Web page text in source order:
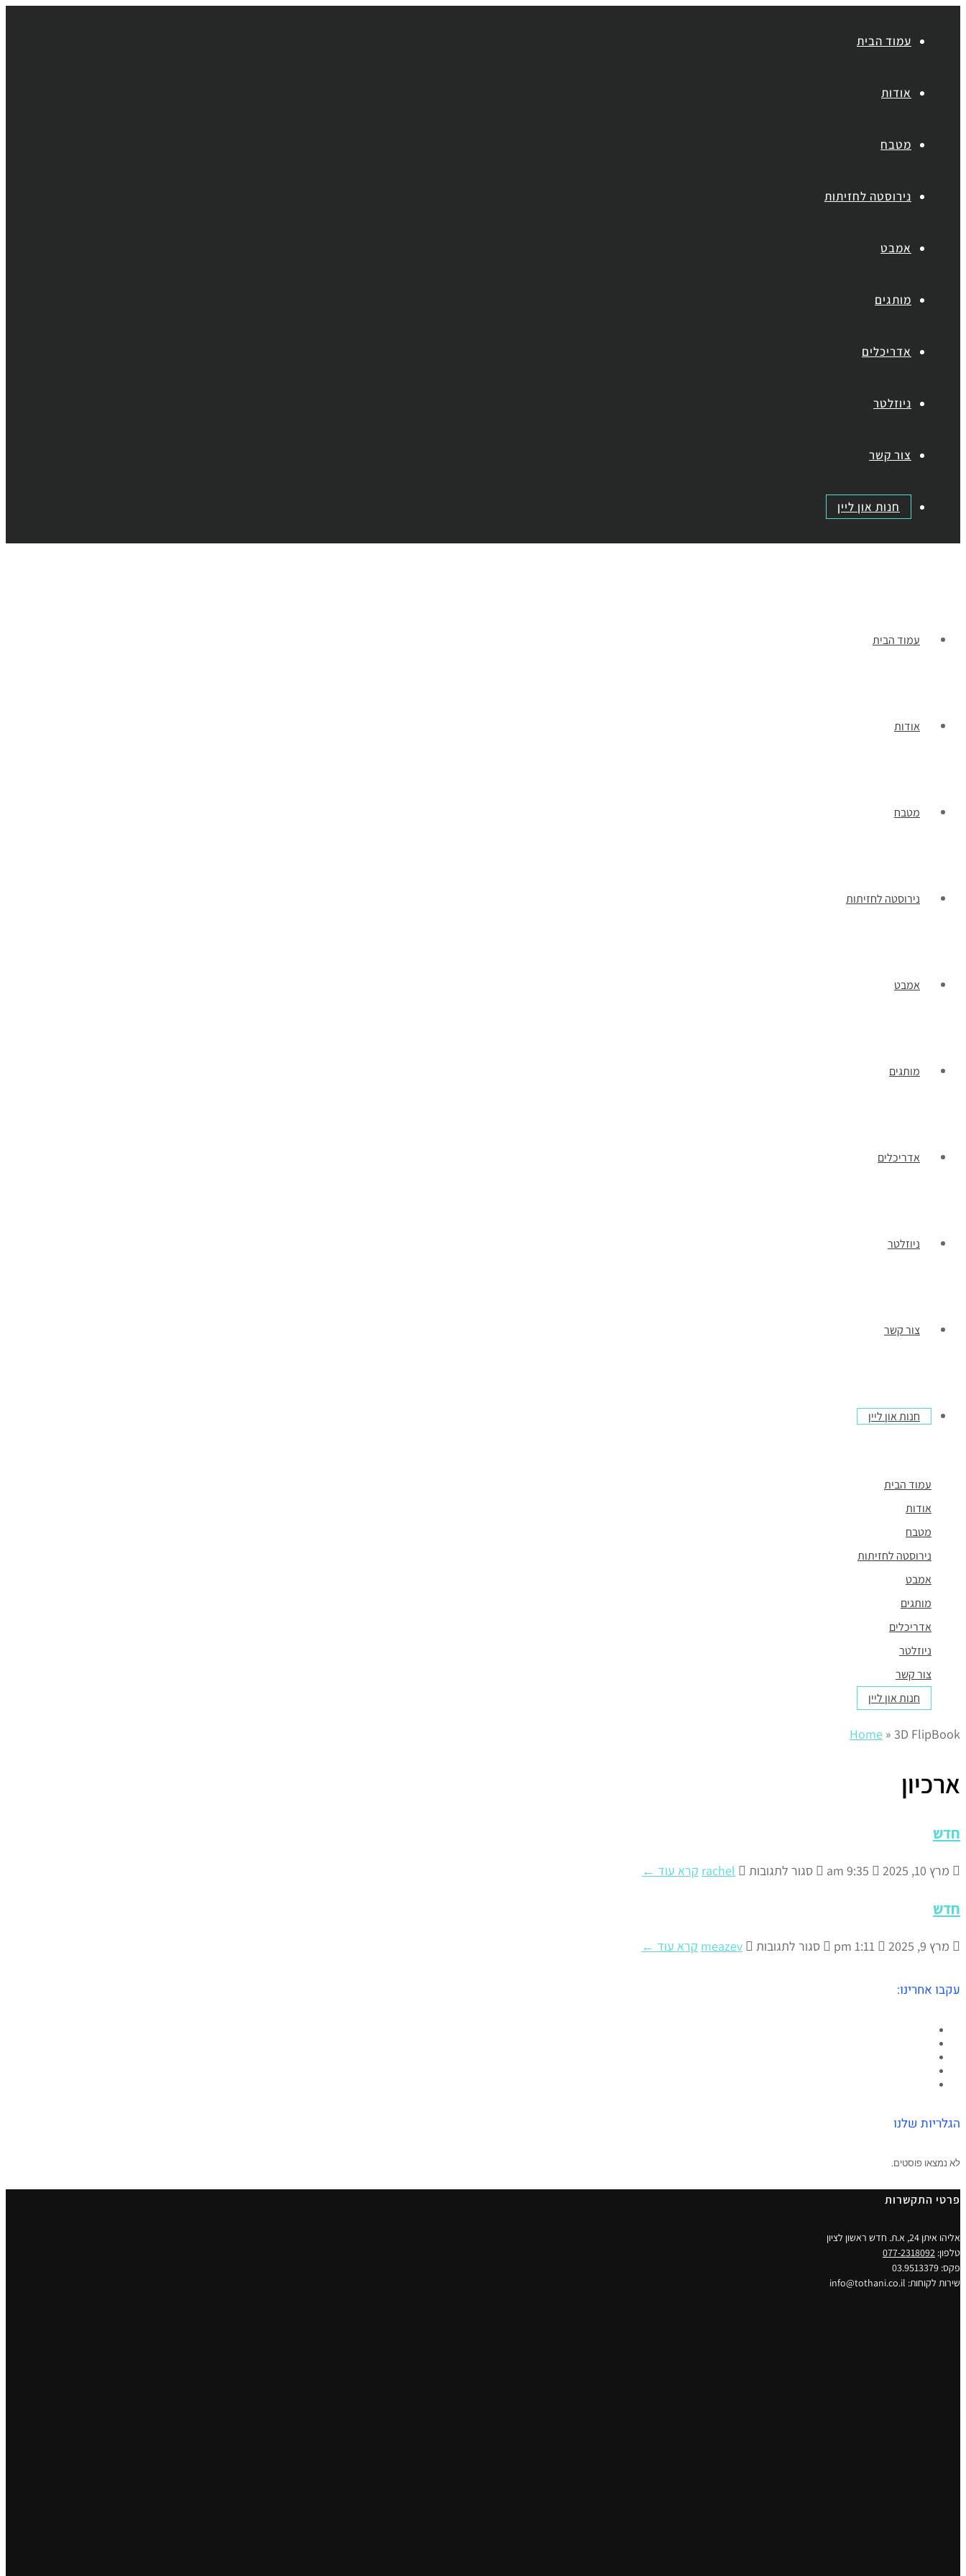
עמוד הבית
אודות
מטבח
נירוסטה לחזיתות
אמבט
מותגים
אדריכלים
ניוזלטר
צור קשר
חנות און ליין
עמוד הבית
אודות
מטבח
נירוסטה לחזיתות
אמבט
מותגים
אדריכלים
ניוזלטר
צור קשר
חנות און ליין
עמוד הבית
אודות
מטבח
נירוסטה לחזיתות
אמבט
מותגים
אדריכלים
ניוזלטר
צור קשר
חנות און ליין
Home » 3D FlipBook
ארכיון
חדש
מרץ 10, 2025 סגור לתגובות rachel קרא עוד ←
חדש
מרץ 9, 2025 סגור לתגובות meazev קרא עוד ←
עקבו אחרינו:
הגלריות שלנו
לא נמצאו פוסטים.
פרטי התקשרות
אליהו איתן 24, א.ת. חדש ראשון לציון
טלפון: 077-2318092
פקס: 03.9513379
שירות לקוחות: info@tothani.co.il